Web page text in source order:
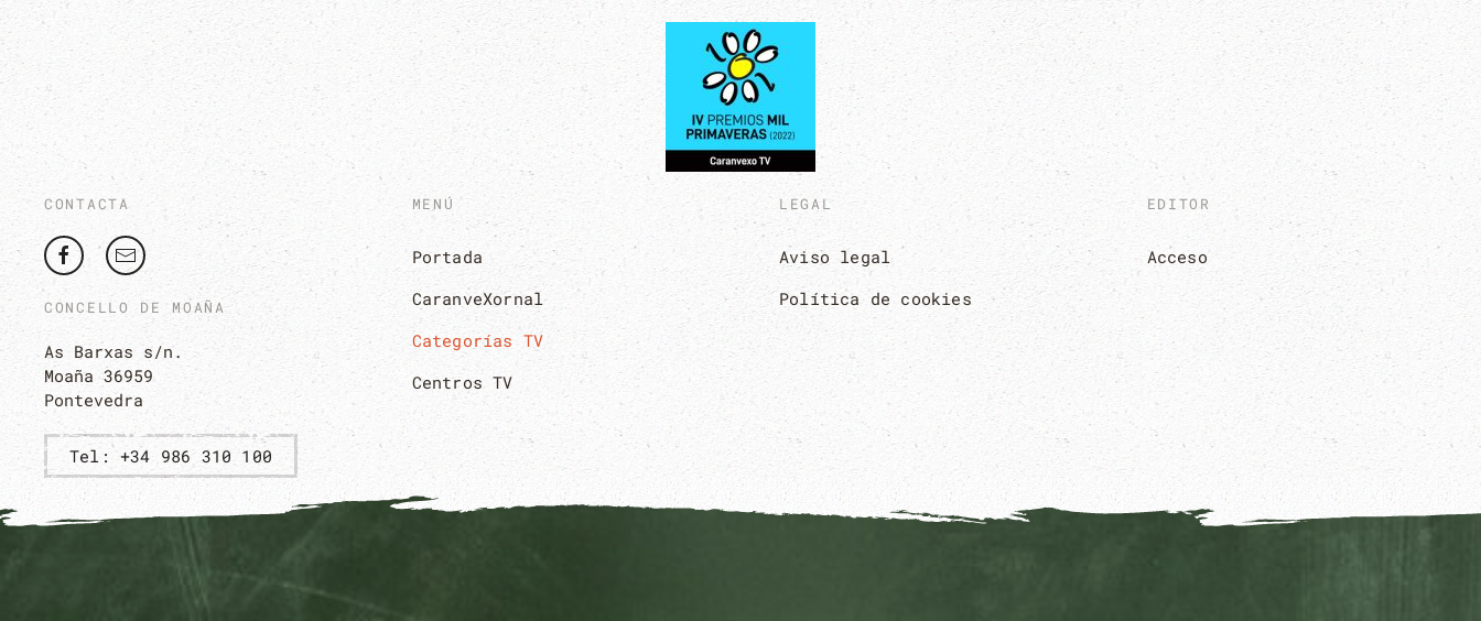
CONTACTA
CONCELLO DE MOAÑA
As Barxas s/n.
Moaña 36959
Pontevedra
Tel: +34 986 310 100
MENÚ
Portada
CaranveXornal
Categorías TV
Centros TV
LEGAL
Aviso legal
Política de cookies
EDITOR
Acceso